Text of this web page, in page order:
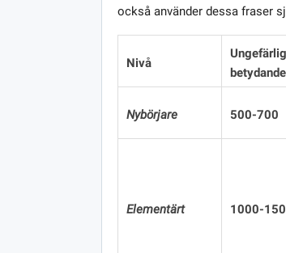
också använder dessa fraser
Nivå
Nybörjare 500-700
Elementärt 1000-